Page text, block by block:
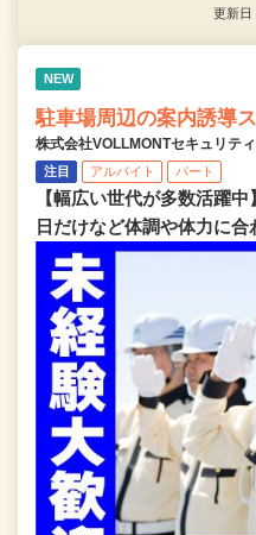
更新
NEW
駐車場周辺の案内誘導
株式会社VOLLMONTセキュリテ
注目 アルバイト パート
【幅広い世代が多数活躍
日だけなど体調や体力に合